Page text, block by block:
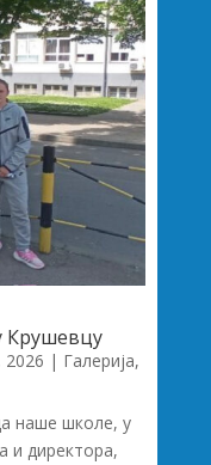
Крушевцу
2026 | Галерија,
наше школе, у
и директора,